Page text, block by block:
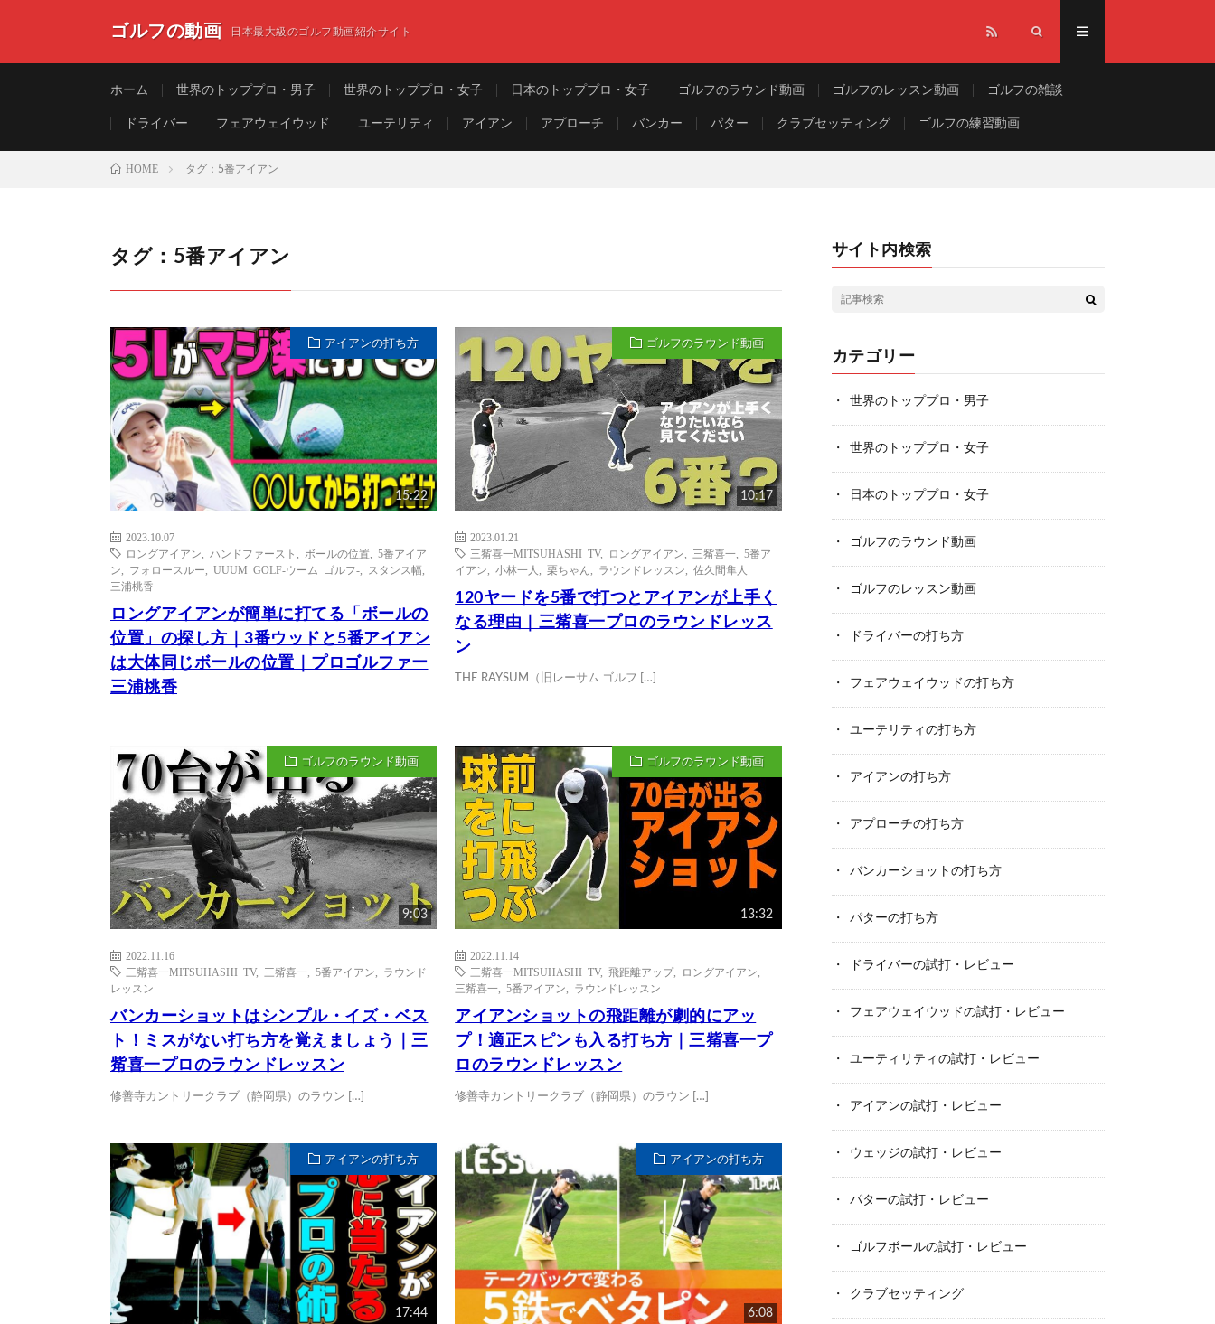
ゴルフの動画 日本最大級のゴルフ動画紹介サイト
ホーム 世界のトッププロ・男子 世界のトッププロ・女子 日本のトッププロ・女子 ゴルフのラウンド動画 ゴルフのレッスン動画 ゴルフの雑談
ドライバー フェアウェイウッド ユーテリティ アイアン アプローチ バンカー パター クラブセッティング ゴルフの練習動画
HOME タグ：5番アイアン
タグ：5番アイアン
アイアンの打ち方
15:22
2023.10.07
ロングアイアン
ハンドファースト ボールの位置
5番アイア
ン
フォロースルー UUUM GOLF-ウーム ゴルフ- スタンス幅
三浦桃香
ロングアイアンが簡単に打てる「ボールの
位置」の探し方｜3番ウッドと5番アイアン
は大体同じボールの位置｜プロゴルファー
三浦桃香
ゴルフのラウンド動画
10:17
2023.01.21
三觜喜一MITSUHASHI TV, ロングアイアン 三觜喜一
5番ア
イアン
,小林一人 ,栗ちゃん ラウンドレッスン ,佐久間隼人
120ヤードを5番で打つとアイアンが上手く
なる理由｜三觜喜一プロのラウンドレッス
ン
THE RAYSUM（旧レーサム ゴルフ […]
ゴルフのラウンド動画
9:03
2022.11.16
三觜喜一MITSUHASHI TV, 三觜喜一 5番アイアン
ラウンド
レッスン
バンカーショットはシンプル・イズ・ベス
ト！ミスがない打ち方を覚えましょう｜三
觜喜一プロのラウンドレッスン
修善寺カントリークラブ（静岡県）のラウン […]
ゴルフのラウンド動画
13:32
2022.11.14
三觜喜一MITSUHASHI TV,飛距離アップ, ロングアイアン
三觜喜一 ,5番アイアン ラウンドレッスン
アイアンショットの飛距離が劇的にアッ
プ！適正スピンも入る打ち方｜三觜喜一プ
ロのラウンドレッスン
修善寺カントリークラブ（静岡県）のラウン […]
アイアンの打ち方
17:44
アイアンの打ち方
6:08
サイト内検索
カテゴリー
世界のトッププロ・男子
世界のトッププロ・女子
日本のトッププロ・女子
ゴルフのラウンド動画
ゴルフのレッスン動画
ドライバーの打ち方
フェアウェイウッドの打ち方
ユーテリティの打ち方
アイアンの打ち方
アプローチの打ち方
バンカーショットの打ち方
パターの打ち方
ドライバーの試打・レビュー
フェアウェイウッドの試打・レビュー
ユーティリティの試打・レビュー
アイアンの試打・レビュー
ウェッジの試打・レビュー
パターの試打・レビュー
ゴルフボールの試打・レビュー
クラブセッティング